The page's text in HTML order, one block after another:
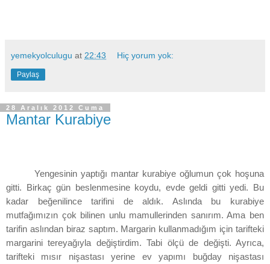
yemekyolculugu at 22:43 Hiç yorum yok:
Paylaş
28 Aralık 2012 Cuma
Mantar Kurabiye
Yengesinin yaptığı mantar kurabiye oğlumun çok hoşuna
gitti. Birkaç gün beslenmesine koydu, evde geldi gitti yedi. Bu
kadar beğenilince tarifini de aldık. Aslında bu kurabiye
mutfağımızın çok bilinen unlu mamullerinden sanırım. Ama ben
tarifin aslından biraz saptım. Margarin kullanmadığım için tarifteki
margarini tereyağıyla değiştirdim. Tabi ölçü de değişti. Ayrıca,
tarifteki mısır nişastası yerine ev yapımı buğday nişastası